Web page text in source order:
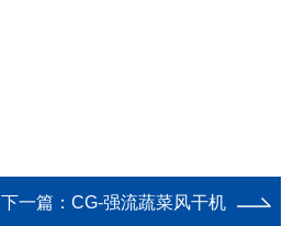
下一篇： CG-强流蔬菜风干机